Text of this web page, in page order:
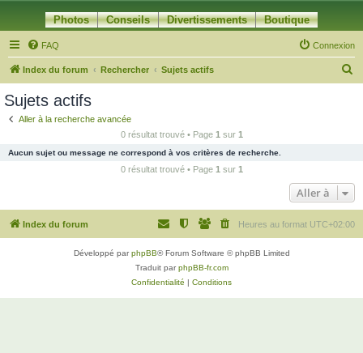
Photos Conseils Divertissements Boutique
FAQ Connexion
Index du forum Rechercher Sujets actifs
c
e
Sujets actifs
Aller à la recherche avancée
0 résultat trouvé • Page 1 sur 1
Aucun sujet ou message ne correspond à vos critères de recherche.
0 résultat trouvé • Page 1 sur 1
Aller à
Index du forum Heures au format UTC+02:00
Développé parphpBB® Forum Software © phpBB Limited
Traduit parphpBB-fr.com
Confidentialité | Conditions